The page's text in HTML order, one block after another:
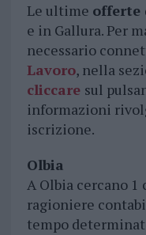
Le ultime offerte
e in Gallura. Per
necessario
Lavoro, nella
cliccare sul
informazioni
iscrizione.
Olbia
A Olbia cercano 1
ragioniere
tempo